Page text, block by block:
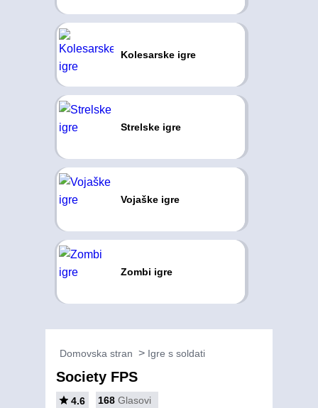
Kolesarske igre
Strelske igre
Vojaške igre
Zombi igre
Domovska stran Igre s soldati
Society FPS
4.6 168 Glasovi